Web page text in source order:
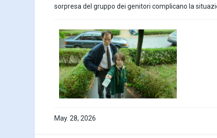
sorpresa del gruppo dei genitori complicano la
May. 28, 2026